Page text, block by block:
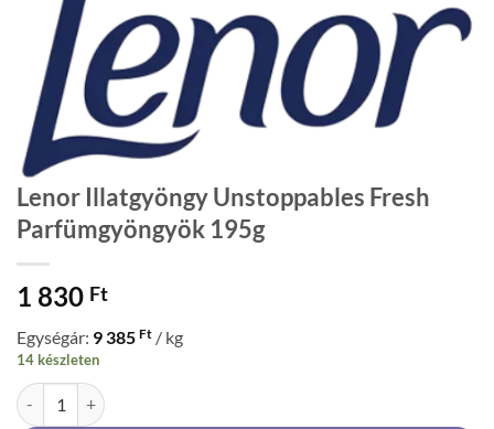
Lenor Illatgyöngy Unstoppables Fresh
Parfümgyöngyök 195g
1 830 Ft
Egységár: 9 385 Ft / kg
14 készleten
Lenor Illatgyöngy Unstoppables Fresh Parfümgyöngyök 195g